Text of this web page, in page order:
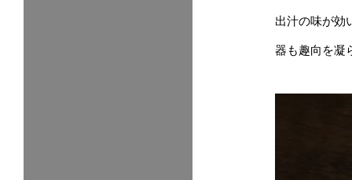
出汁の味が効
器も趣向を凝